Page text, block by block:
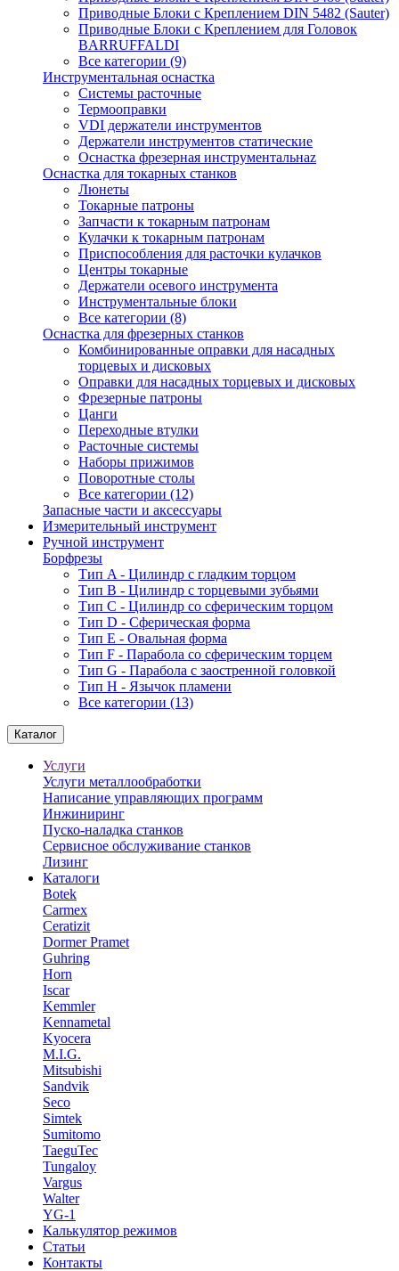
Приводные Блоки с Креплением DIN 5482 (Sauter)
Приводные Блоки с Креплением для Головок
BARRUFFALDI
Все категории (9)
Инструментальная оснастка
Системы расточные
Термооправки
VDI держатели инструментов
Держатели инструментов статические
Оснастка фрезерная инструментальнаz
Оснастка для токарных станков
Люнеты
Токарные патроны
Запчасти к токарным патронам
Кулачки к токарным патронам
Приспособления для расточки кулачков
Центры токарные
Держатели осевого инструмента
Инструментальные блоки
Все категории (8)
Оснастка для фрезерных станков
Комбинированные оправки для насадных
торцевых и дисковых
Оправки для насадных торцевых и дисковых
Фрезерные патроны
Цанги
Переходные втулки
Расточные системы
Наборы прижимов
Поворотные столы
Все категории (12)
Запасные части и аксессуары
Измерительный инструмент
Ручной инструмент
Борфрезы
Тип A - Цилиндр с гладким торцом
Тип В - Цилиндр с торцевыми зубьями
Тип С - Цилиндр со сферическим торцом
Тип D - Сферическая форма
Тип Е - Овальная форма
Тип F - Парабола со сферическим торцем
Тип G - Парабола с заостренной головкой
Тип H - Язычок пламени
Все категории (13)
Каталог
Услуги
Услуги металлообработки
Написание управляющих программ
Инжиниринг
Пуско-наладка станков
Сервисное обслуживание станков
Лизинг
Каталоги
Botek
Carmex
Ceratizit
Dormer Pramet
Guhring
Horn
Iscar
Kemmler
Kennametal
Kyocera
M.I.G.
Mitsubishi
Sandvik
Seco
Simtek
Sumitomo
TaeguTec
Tungaloy
Vargus
Walter
YG-1
Калькулятор режимов
Статьи
Контакты